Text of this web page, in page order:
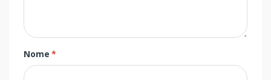
Nome*